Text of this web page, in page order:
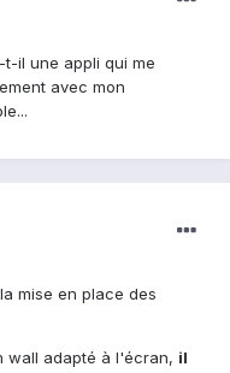
il une appli qui me
avec mon
mise en place des
wall adapté à l'écran, il